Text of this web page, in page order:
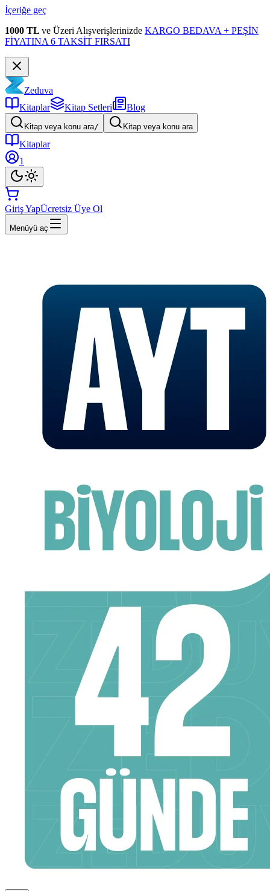
İçeriğe geç
1000 TL ve Üzeri Alışverişlerinizde KARGO BEDAVA + PEŞİN
FİYATINA 6 TAKSİT FIRSATI
Zeduva
Kitaplar
Kitap Setleri Blog
Kitap veya konu ara/ Kitap veya konu ara
Kitaplar
1
Giriş YapÜcretsiz Üye Ol
Menüyü aç